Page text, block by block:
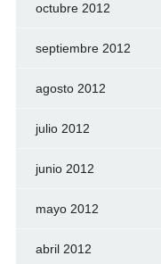
octubre 2012
septiembre 2012
agosto 2012
julio 2012
junio 2012
mayo 2012
abril 2012